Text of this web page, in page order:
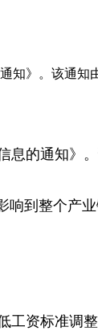
知》。该通
息的通知》
响到整个产
工资标准调